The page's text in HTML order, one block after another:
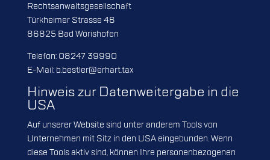
Rechtsanwaltsgesellschaft
Türkheimer Strasse 46
86825 Bad Wörishofen
Telefon: 08247 39990
E-Mail: b.bestler@erhart.tax
Hinweis zur Datenweitergabe in die
USA
Auf unserer Website sind unter anderem Tools von
Unternehmen mit Sitz in den USA eingebunden. Wenn
diese Tools aktiv sind, können Ihre personenbezogenen